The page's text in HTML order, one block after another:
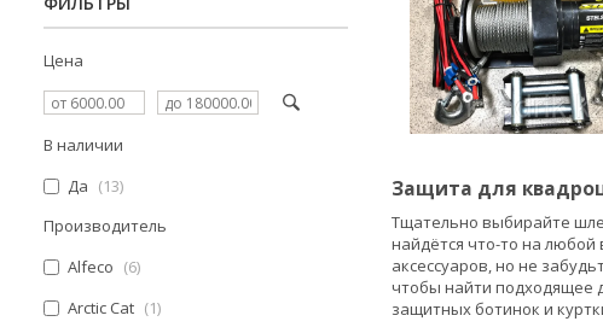
Защита для
Тщательно выбирайте
найдётся что-то на
аксессуаров, но не
чтобы найти подходящее
защитных ботинок и
Цена
В наличии
Да
13
Производитель
Alfeco
6
Arctic Cat
1